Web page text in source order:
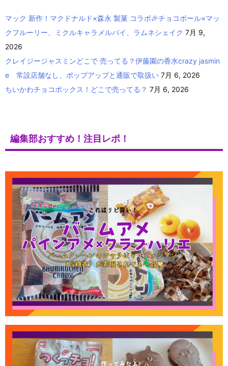
マック 新作！マクドナルド×森永 製菓 コラボ🎉チョコボール×マッ
クフルーリー、ミクルキャラメルパイ、ラムネシェイク 7月 9,
2026
クレイジージャスミンどこで 売ってる？伊藤園の香水crazy jasmin
e 常設店舗なし、ポップアップと通販で取扱い 7月 6, 2026
ちいかわチョコボックス！どこで売ってる？ 7月 6, 2026
編集部おすすめ！注目レポ！